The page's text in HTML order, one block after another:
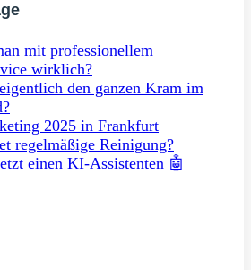
mit professionellem
wirklich?
den ganzen Kram im
2025 in Frankfurt
regelmäßige Reinigung?
einen KI-Assistenten 🤖